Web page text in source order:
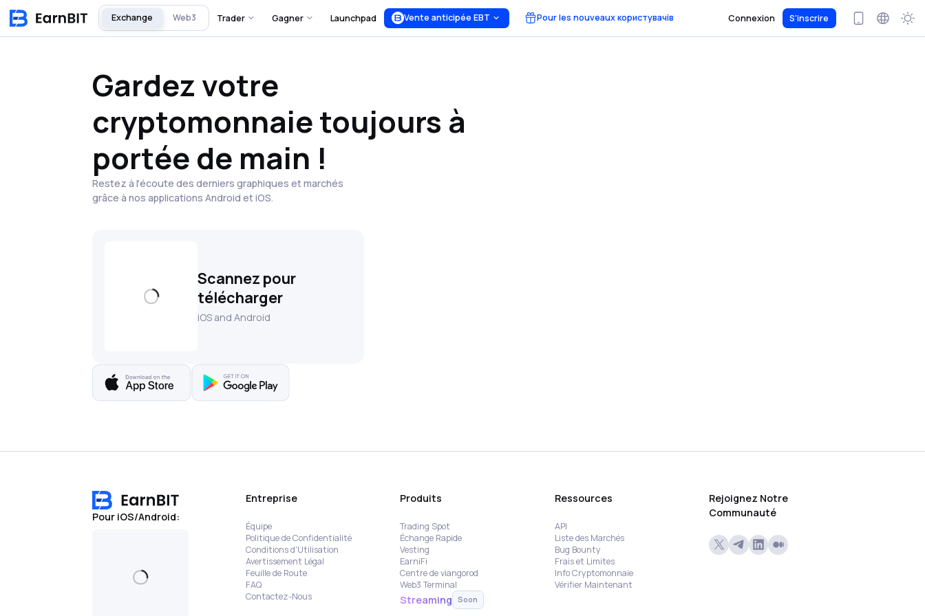
Exchange Web3 Trader Gagner Launchpad Vente anticipée EBT Pour les nouveaux користувачів Connexion S'inscrire
Gardez votre
cryptomonnaie toujours à
portée de main !
Restez à l'écoute des derniers graphiques et marchés
grâce à nos applications Android et iOS.
Scannez pour
télécharger
iOS and Android
Pour iOS/Android:
Entreprise
Équipe
Politique de Confidentialité
Conditions d'Utilisation
Avertissement Légal
Feuille de Route
FAQ
Contactez-Nous
Produits
Trading Spot
Échange Rapide
Vesting
EarniFi
Centre de viangorod
Web3 Terminal
Streaming Soon
Ressources
API
Liste des Marchés
Bug Bounty
Frais et Limites
Info Cryptomonnaie
Vérifier Maintenant
Rejoignez Notre
Communauté